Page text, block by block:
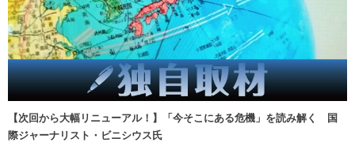
【次回から大幅リニューアル！】「今そこにある危機」を読み解く 国
際ジャーナリスト・ビニシウス氏